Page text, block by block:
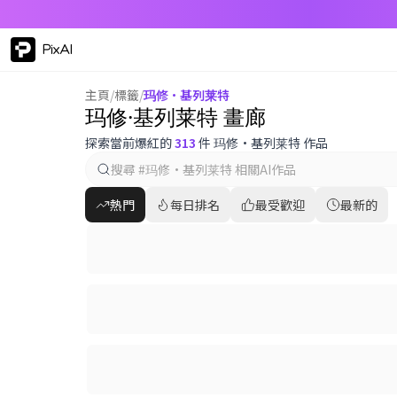
PixAI
主頁/標籤/玛修·基列莱特
玛修·基列莱特 畫廊
探索當前爆紅的313 件 玛修·基列莱特 作品
熱門 每日排名 最受歡迎 最新的